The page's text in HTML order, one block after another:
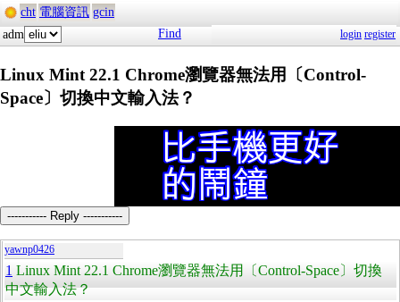
cht 電腦資訊 gcin
adm
Find login register
Linux Mint 22.1 Chrome瀏覽器無法用〔Control-
Space〕切換中文輸入法？
----------- Reply -----------
yawnp0426
1 Linux Mint 22.1 Chrome瀏覽器無法用〔Control-Space〕切換
中文輸入法？